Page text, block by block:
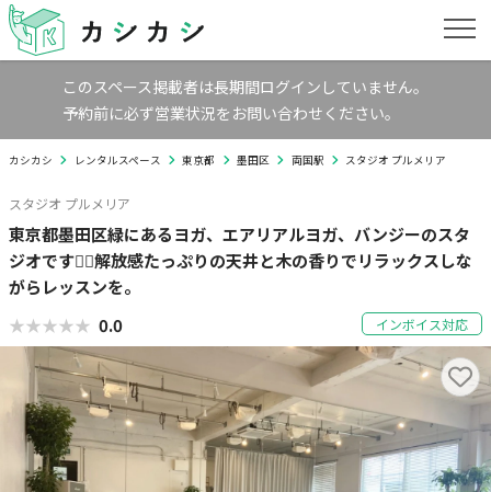
このスペース掲載者は長期間ログインしていません。
予約前に必ず営業状況をお問い合わせください。
カシカシ レンタルスペース 東京都 墨田区 両国駅 スタジオ プルメリア
スタジオ プルメリア
東京都墨田区緑にあるヨガ、エアリアルヨガ、バンジーのスタ
ジオです🧘‍♀️解放感たっぷりの天井と木の香りでリラックスしな
がらレッスンを。
★★★★★
★★★★★ 0.0 インボイス対応